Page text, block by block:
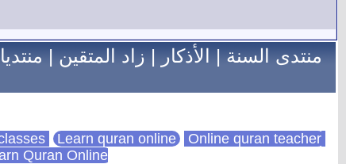
منتدى السنة|الأذكار|زاد المتقين|
Learn quran online Online quran teacher
Quran Online